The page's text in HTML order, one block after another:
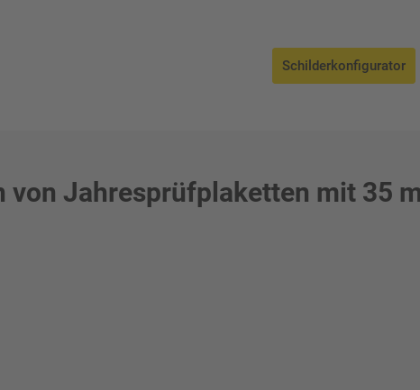
Schilderkonfigurator
von Jahresprüfplaketten mit 35